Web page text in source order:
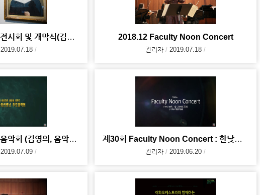
김영의 선생님 추모 전시회 및 개막식(김영의, 음악으로 참 아름다운 세상을 꿈꾸다)
2019.07.18
2018.12 Faculty Noon Concert
관리자 2019.07.18
김영의 선생님 추모 음악회 (김영의, 음악으로 참 아름다운 세상을 꿈꾸다)
2019.07.09
제30회 Faculty Noon Concert : 한낮의 탱고
관리자 2019.06.20